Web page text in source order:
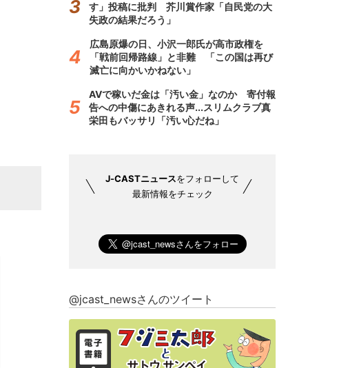
す」投稿に批判 芥川賞作家「自民党の大
失政の結果だろう」
広島原爆の日、小沢一郎氏が高市政権を
「戦前回帰路線」と非難 「この国は再び
滅亡に向かいかねない」
AVで稼いだ金は「汚い金」なのか 寄付報
告への中傷にあきれる声...スリムクラブ真
栄田もバッサリ「汚い心だね」
J-CASTニュースをフォローして
最新情報をチェック
@jcast_newsさんのツイート